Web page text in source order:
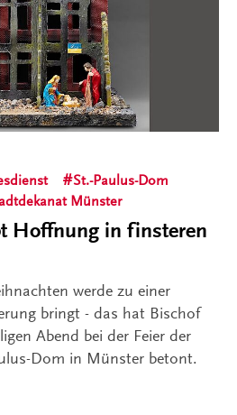
St.-Paulus-Dom
Münster
Hoffnung in finsteren
werde zu einer
bringt - das hat Bischof
Abend bei der Feier der
Dom in Münster betont.